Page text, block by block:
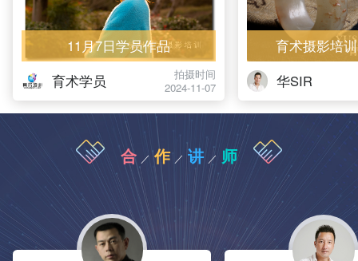
11月7日学员作品
育术学员
拍摄时间
2024-11-07
育术摄影培
华SIR
合 ／ 作 ／ 讲 ／ 师